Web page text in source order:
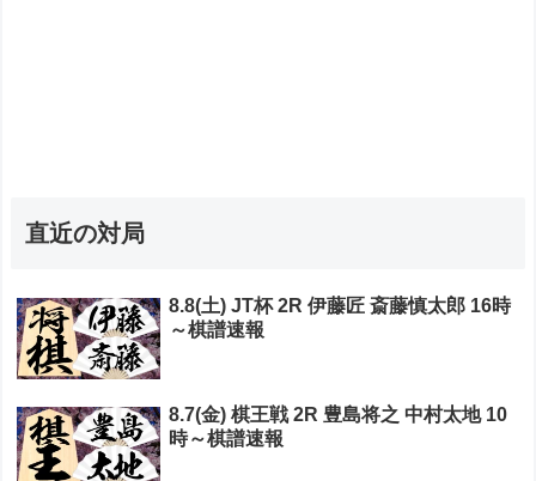
直近の対局
8.8(土) JT杯 2R 伊藤匠 斎藤慎太郎 16時
～棋譜速報
8.7(金) 棋王戦 2R 豊島将之 中村太地 10
時～棋譜速報